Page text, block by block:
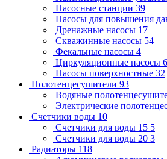
Насосные станции 39
Насосы для повышения
Дренажные насосы 17
Скважинные насосы 54
Фекальные насосы 4
Циркуляционные насосы
Насосы поверхностные 32
Полотенцесушители 93
Водяные
Электрические
Счетчики воды 10
Счетчики для воды 15 5
Счетчики для воды 20 3
Радиаторы 118